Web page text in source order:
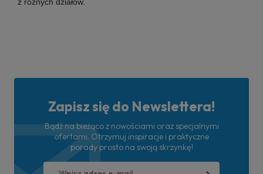
z różnych działów.
Zapisz się do Newslettera!
Bądź na bieżąco z nowościami oraz specjalnymi
ofertami. Otrzymuj inspiracje i praktyczne
porady prosto na swoją skrzynkę!